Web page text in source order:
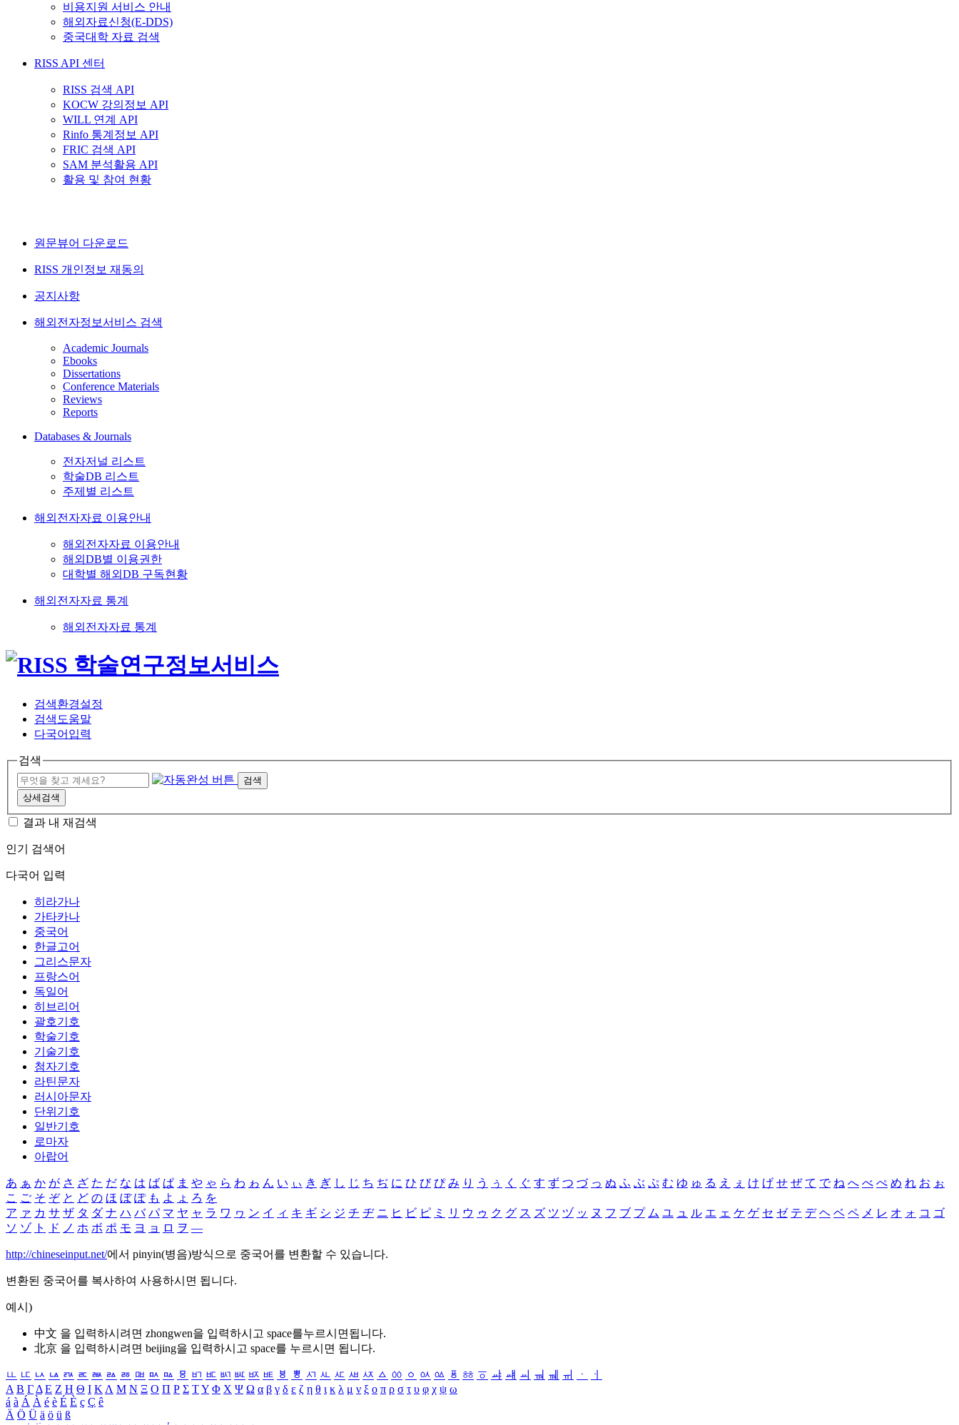
비용지원 서비스 안내
해외자료신청(E-DDS)
중국대학 자료 검색
RISS API 센터
RISS 검색 API
KOCW 강의정보 API
WILL 연계 API
Rinfo 통계정보 API
FRIC 검색 API
SAM 분석활용 API
활용 및 참여 현황
원문뷰어 다운로드
RISS 개인정보 재동의
공지사항
해외전자정보서비스 검색
Academic Journals
Ebooks
Dissertations
Conference Materials
Reviews
Reports
Databases & Journals
전자저널 리스트
학술DB 리스트
주제별 리스트
해외전자자료 이용안내
해외전자자료 이용안내
해외DB별 이용권한
대학별 해외DB 구독현황
해외전자자료 통계
해외전자자료 통계
검색환경설정
검색도움말
다국어입력
검색
검색
상세검색
결과 내 재검색
인기 검색어
다국어 입력
히라가나
가타카나
중국어
한글고어
그리스문자
프랑스어
독일어
히브리어
괄호기호
학술기호
기술기호
첨자기호
라틴문자
러시아문자
단위기호
일반기호
로마자
아랍어
あ ぁ か が さ ざ た だ な は ば ぱ ま や ゃ ら わ ゎ ん い ぃ き ぎ し じ ち ぢ に ひ び ぴ み り う ぅ く ぐ す ず つ づ っ ぬ ふ ぶ ぷ む ゆ ゅ る え ぇ け げ せ ぜ て で ね へ べ ぺ め れ お ぉ
こ ご そ ぞ と ど の ほ ぼ ぽ も よ ょ ろ を
ア ァ カ サ ザ タ ダ ナ ハ バ パ マ ヤ ャ ラ ワ ヮ ン イ ィ キ ギ シ ジ チ ヂ ニ ヒ ビ ピ ミ リ ウ ゥ ク グ ス ズ ツ ヅ ッ ヌ フ ブ プ ム ユ ュ ル エ ェ ケ ゲ セ ゼ テ デ ヘ ベ ペ メ レ オ ォ コ ゴ
ソ ゾ ト ド ノ ホ ボ ポ モ ヨ ョ ロ ヲ ―
http://chineseinput.net/에서 pinyin(병음)방식으로 중국어를 변환할 수 있습니다.
변환된 중국어를 복사하여 사용하시면 됩니다.
예시)
中文 을 입력하시려면 zhongwen을 입력하시고 space를누르시면됩니다.
北京 을 입력하시려면 beijing을 입력하시고 space를 누르시면 됩니다.
ㅥ ㅦ ㅧ ㅨ ㅩ ㅪ ㅫ ㅬ ㅭ ㅮ ㅯ ㅰ ㅱ ㅲ ㅳ ㅴ ㅵ ㅶ ㅷ ㅸ ㅹ ㅺ ㅻ ㅼ ㅽ ㅾ ㅿ ㆀ ㆁ ㆂ ㆃ ㆄ ㆅ ㆆ ㆇ ㆈ ㆉ ㆊ ㆋ ㆌ ㆍ
ㆎ
Α Β ΓΔ Ε Ζ Η Θ Ι ΚΛ Μ Ν Ξ Ο Π Ρ Σ ΤΥ Φ Χ Ψ Ω α β γ δ ε ζ η θ ι κ λ μ ν ξ ο π ρ σ τ υ φ χ ψ ω
á à Á À é è É È ç Ç ê
Ä Ö Ü ä ö ü ß